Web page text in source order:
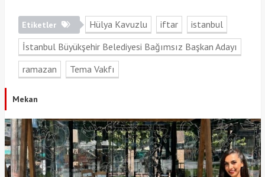
Etiketler Hülya Kavuzlu iftar
istanbul
İstanbul Büyükşehir Belediyesi Bağımsız Başkan Adayı
ramazan
Tema Vakfı
Mekan